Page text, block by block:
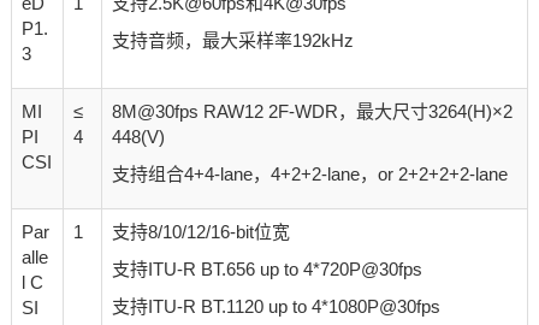
P1.
3
支持音频，最大采样率192kHz
MI
PI
CSI
≤
4
8M@30fps RAW12 2F-WDR，最大尺寸3264(H)×2
448(V)
支持组合4+4-lane，4+2+2-lane，or 2+2+2+2-lane
Par
alle
l C
SI
1
支持8/10/12/16-bit位宽
支持ITU-R BT.656 up to 4*720P@30fps
支持ITU-R BT.1120 up to 4*1080P@30fps